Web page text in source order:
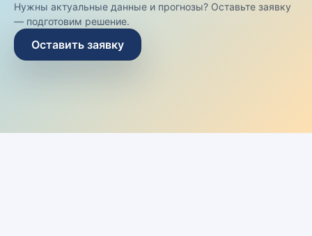
Нужны актуальные данные и прогнозы? Оставьте заявку
— подготовим решение.
Оставить заявку